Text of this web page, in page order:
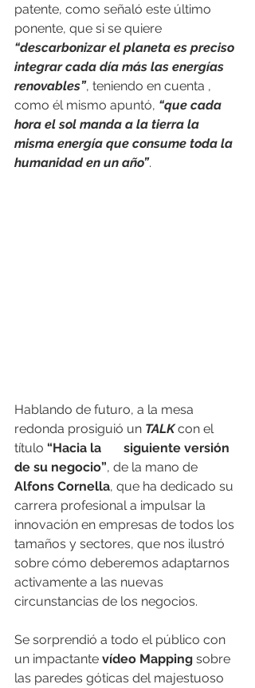
patente, como señaló este último
ponente, que si se quiere
“descarbonizar el planeta es preciso
integrar cada día más las energías
renovables”, teniendo en cuenta ,
como él mismo apuntó, “que cada
hora el sol manda a la tierra la
misma energía que consume toda la
humanidad en un año”.
Hablando de futuro, a la mesa
redonda prosiguió un TALK con el
título “Hacia la       siguiente versión
de su negocio”, de la mano de
Alfons Cornella, que ha dedicado su
carrera profesional a impulsar la
innovación en empresas de todos los
tamaños y sectores, que nos ilustró
sobre cómo deberemos adaptarnos
activamente a las nuevas
circunstancias de los negocios.
Se sorprendió a todo el público con
un impactante vídeo Mapping sobre
las paredes góticas del majestuoso